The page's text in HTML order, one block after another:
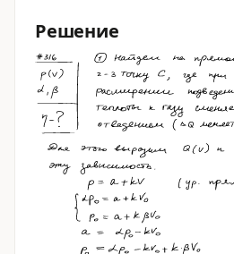
Решение